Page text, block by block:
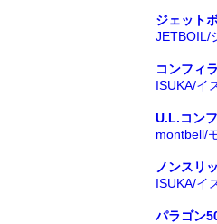
ジェット
JETBOIL/
コンフィ
ISUKA/イ
U.L.コン
montbell/
ノンスリ
ISUKA/イ
パラゴン